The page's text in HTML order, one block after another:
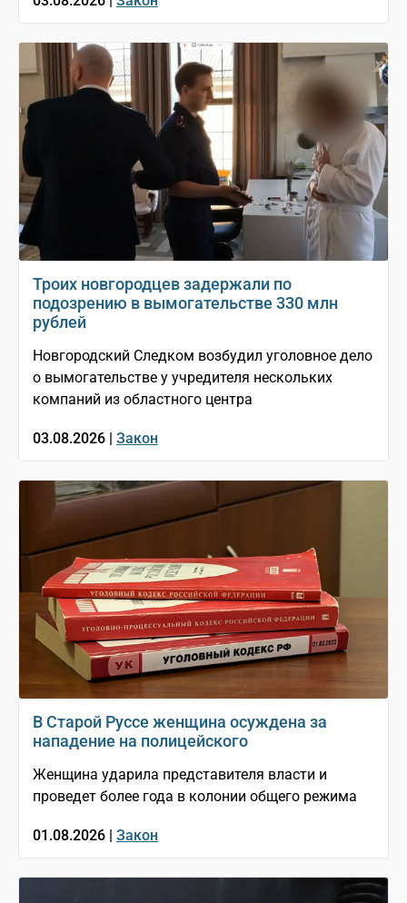
Троих новгородцев задержали по
подозрению в вымогательстве 330 млн
рублей
Новгородский Следком возбудил уголовное дело
о вымогательстве у учредителя нескольких
компаний из областного центра
03.08.2026 | Закон
В Старой Руссе женщина осуждена за
нападение на полицейского
Женщина ударила представителя власти и
проведет более года в колонии общего режима
01.08.2026 | Закон